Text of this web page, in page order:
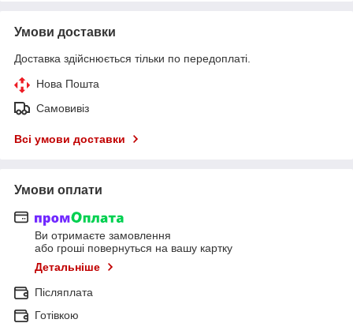
Умови доставки
Доставка здійснюється тільки по передоплаті.
Нова Пошта
Самовивіз
Всі умови доставки
Умови оплати
Ви отримаєте замовлення
або гроші повернуться на вашу картку
Детальніше
Післяплата
Готівкою